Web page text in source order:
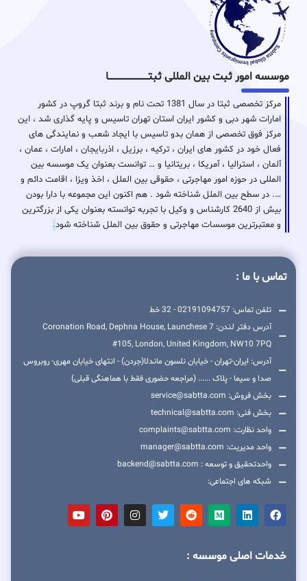
موسسه امور ثبت بین المللی ثبتـــــــــــــــــــــــــــــا
مرکز تخصصی ثبتا در سال 1381 تحت نام و برند ثبتا گروپ در کشور
امارات شهر دبی و کشور ایران استان تهران تاسیس و پایه گذاری شد ، این
مرکز فوق تخصصی از همان بدو تاسیس با ایجاد شعب و نمایندگی های
فعال خود در کشور های ایران ، ترکیه ، برزیل ، اذربایجان ، امارات ، عمان ،
آلمان ، استرالیا ، آمریکا ، بریتانیا و … توانست بعنوان یک موسسه بین
المللی در حوزه امور مهاجرتی ، حقوقی بین الملل ، اخذ ویزا ، اقامت دائم و
…. در سطح بین الملل شناخته شود . هم اکنون این مجموعه با دارا بودن
بیش از 2640 کارشناس و وکیل با تجربه توانسته بعنوان یکی از بزرگترین
و معتبرترین موسسات مهاجرتی و حقوق بین الملل شناخته شود.
تماس با ما :
تلفن تماس: 02191094757 - 32 خط
آدرس دفتر لندن: 7 Coronation Road, Dephna House, Launchese
#105, London, United Kingdom, NW10 7PQ
آدرس: ایران-تهران - خیابان نلسون ماندلا(جردن) - انتهای خیابان مهری- روبروس
صدا و سیما - پلاک ...... (مراجعه حضوری فقط با هماهنگی قبلی)
بخش فروش: service@sabtta.com
بخش فنی: technical@sabtta.com
واحد نظارت: complaints@sabtta.com
واحد مدیریت: manager@sabtta.com
واحدتحقیق و توسعه : backend@sabtta.com
شبکه های اجتماعی:
خدمات اصلی موسسه :